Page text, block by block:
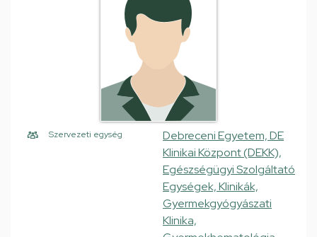
Szervezeti egység
Debreceni Egyetem, DE
Klinikai Központ (DEKK),
Egészségügyi Szolgáltató
Egységek, Klinikák,
Gyermekgyógyászati
Klinika,